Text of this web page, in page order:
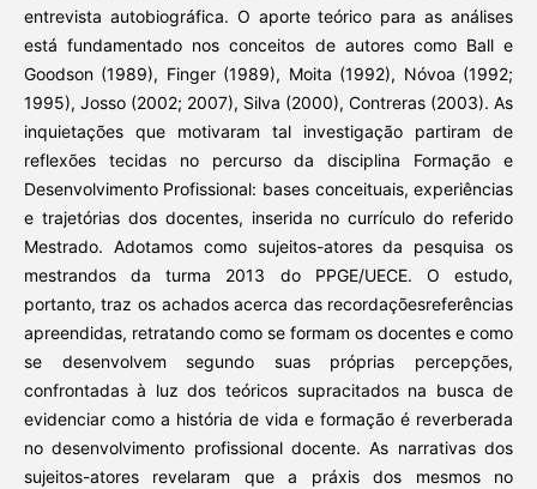
entrevista autobiográfica. O aporte teórico para as análises
está fundamentado nos conceitos de autores como Ball e
Goodson (1989), Finger (1989), Moita (1992), Nóvoa (1992;
1995), Josso (2002; 2007), Silva (2000), Contreras (2003). As
inquietações que motivaram tal investigação partiram de
reflexões tecidas no percurso da disciplina Formação e
Desenvolvimento Profissional: bases conceituais, experiências
e trajetórias dos docentes, inserida no currículo do referido
Mestrado. Adotamos como sujeitos-atores da pesquisa os
mestrandos da turma 2013 do PPGE/UECE. O estudo,
portanto, traz os achados acerca das recordaçõesreferências
apreendidas, retratando como se formam os docentes e como
se desenvolvem segundo suas próprias percepções,
confrontadas à luz dos teóricos supracitados na busca de
evidenciar como a história de vida e formação é reverberada
no desenvolvimento profissional docente. As narrativas dos
sujeitos-atores revelaram que a práxis dos mesmos no